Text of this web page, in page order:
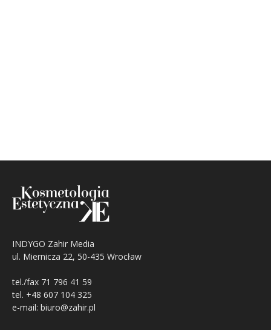
INDYGO Zahir Media
ul. Miernicza 22, 50-435 Wrocław
tel./fax 71 796 41 59
tel. +48 607 104 325
e-mail: biuro@zahir.pl